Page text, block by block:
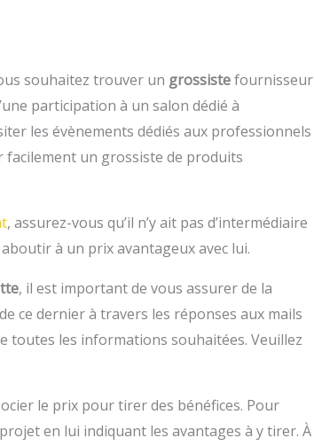
souhaitez trouver un grossistefournisseur
participation à un salon dédié à
les évènements dédiés aux professionnels
facilement un grossiste de produits
, assurez-vous qu’il n’y ait pas d’intermédiaire
à un prix avantageux avec lui.
, il est important de vous assurer de la
ce dernier à travers les réponses aux mails
toutes les informations souhaitées. Veuillez
le prix pour tirer des bénéfices. Pour
en lui indiquant les avantages à y tirer. À